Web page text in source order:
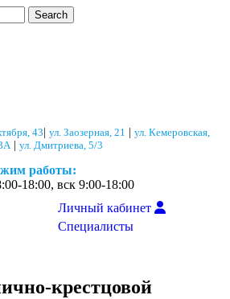
Search
43 ул. Заозерная, 21
ул. Кемеровская,
| ул. Дмитриева, 5/3
работы:
18:00, вск 9:00-18:00
Личный кабинет
Специалисты
крестцовой